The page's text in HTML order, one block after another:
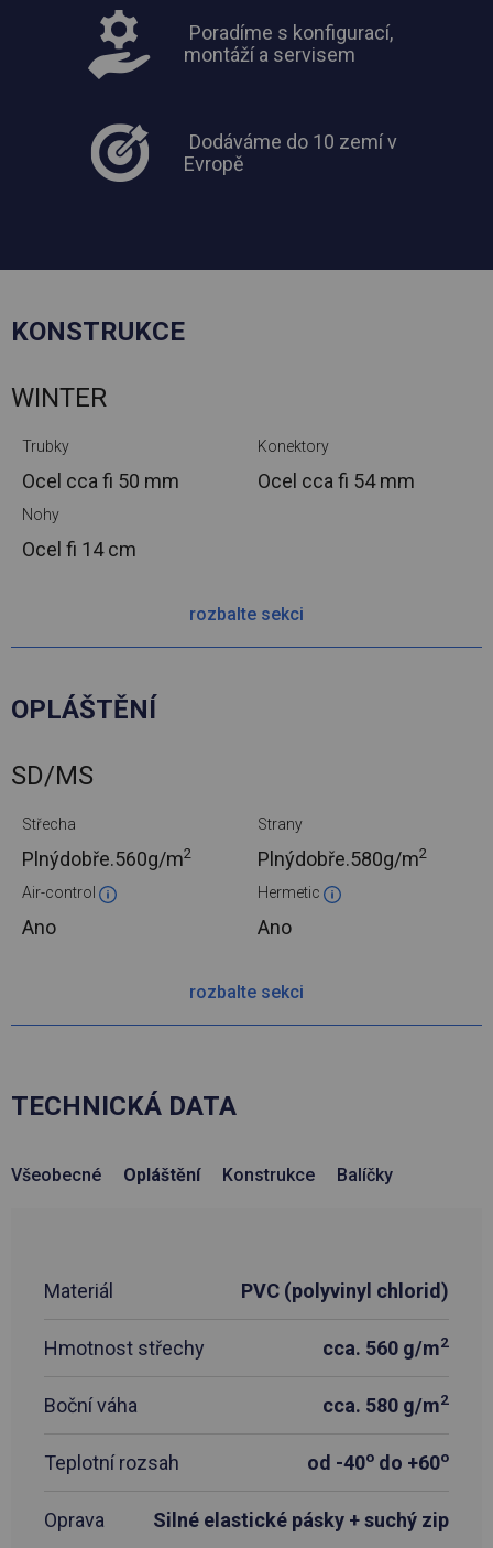
Poradíme s konfigurací,
montáží a servisem
Dodáváme do 10 zemí v
Evropě
KONSTRUKCE
WINTER
Trubky
Ocel ccafi 50 mm
Konektory
Ocel ccafi 54 mm
Nohy
Ocel fi 14 cm
rozbalte sekci
OPLÁŠTĚNÍ
SD/MS
Střecha
Plnýdobře.560g/m2
Strany
Plnýdobře.580g/m2
Air-control
Ano
Hermetic
Ano
rozbalte sekci
TECHNICKÁ DATA
Všeobecné Opláštění Konstrukce Balíčky
Materiál PVC (polyvinyl chlorid)
Hmotnost střechy cca. 560 g/m2
Boční váha cca. 580 g/m2
Teplotní rozsah od -40o do +60o
Oprava Silné elastické pásky + suchý zip